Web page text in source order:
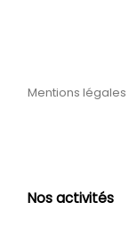
Mentions légales
Nos activités